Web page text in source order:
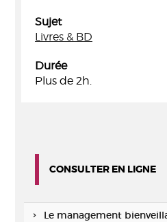
Sujet
Livres & BD
Durée
Plus de 2h.
CONSULTER EN LIGNE
Le management